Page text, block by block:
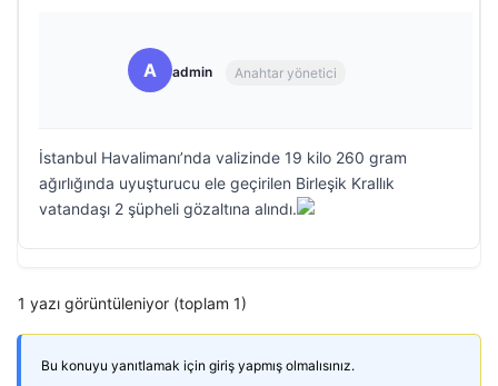
A admin Anahtar yönetici
İstanbul Havalimanı’nda valizinde 19 kilo 260 gram
ağırlığında uyuşturucu ele geçirilen Birleşik Krallık
vatandaşı 2 şüpheli gözaltına alındı.
1 yazı görüntüleniyor (toplam 1)
Bu konuyu yanıtlamak için giriş yapmış olmalısınız.